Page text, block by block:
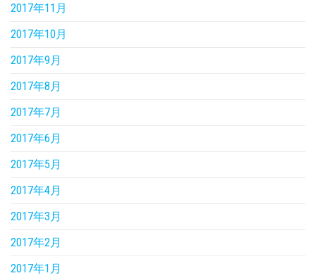
2017年11月
2017年10月
2017年9月
2017年8月
2017年7月
2017年6月
2017年5月
2017年4月
2017年3月
2017年2月
2017年1月